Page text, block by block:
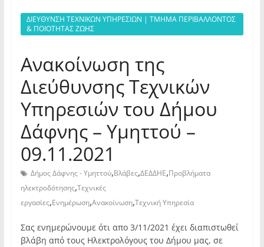
ΔΙΕΥΘΥΝΣΗ ΤΕΧΝΙΚΩΝ ΥΠΗΡΕΣΙΩΝ | ΤΜΗΜΑ ΠΕΡΙΒΑΛΛΟΝΤΟΣ
& ΠΟΙΟΤΗΤΑΣ ΖΩΗΣ
Ανακοίνωση της
Διεύθυνσης Τεχνικών
Υπηρεσιών του Δήμου
Δάφνης – Υμηττού –
09.11.2021
Δήμος Δάφνης - Υμηττού,Βλάβες,ΔΕΔΔΗΕ,Προβλήματα
ηλεκτροδότησης,Τεχνικές
εργασίες,Ενημέρωση,Ανακοίνωση,Τεχνική Υπηρεσία
Σας ενημερώνουμε ότι απο 3/11/2021 έχει διαπιστωθεί
βλάβη από τους Ηλεκτρολόγους του Δήμου μας, σε